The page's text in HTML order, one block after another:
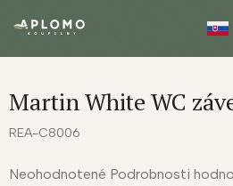
Martin White WC
REA-C8006
Priemerné
Neohodnotené Podrobnosti